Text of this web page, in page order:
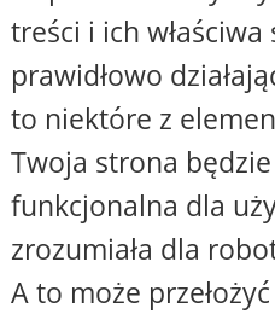
treści i ich
prawidłowo
to niektóre z
Twoja strona
funkcjonalna dla
zrozumiała dla
A to może